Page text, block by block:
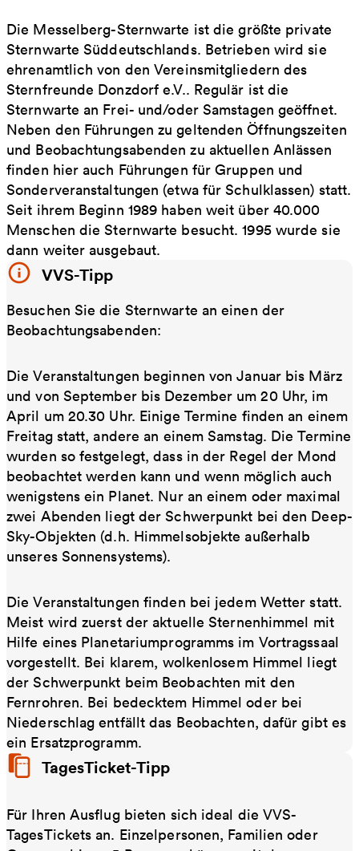
Die Messelberg-Sternwarte ist die größte private
Sternwarte Süddeutschlands. Betrieben wird sie
ehrenamtlich von den Vereinsmitgliedern des
Sternfreunde Donzdorf e.V.. Regulär ist die
Sternwarte an Frei- und/oder Samstagen geöffnet.
Neben den Führungen zu geltenden Öffnungszeiten
und Beobachtungsabenden zu aktuellen Anlässen
finden hier auch Führungen für Gruppen und
Sonderveranstaltungen (etwa für Schulklassen) statt.
Seit ihrem Beginn 1989 haben weit über 40.000
Menschen die Sternwarte besucht. 1995 wurde sie
dann weiter ausgebaut.
VVS-Tipp
Besuchen Sie die Sternwarte an einen der
Beobachtungsabenden:
Die Veranstaltungen beginnen von Januar bis März
und von September bis Dezember um 20 Uhr, im
April um 20.30 Uhr. Einige Termine finden an einem
Freitag statt, andere an einem Samstag. Die Termine
wurden so festgelegt, dass in der Regel der Mond
beobachtet werden kann und wenn möglich auch
wenigstens ein Planet. Nur an einem oder maximal
zwei Abenden liegt der Schwerpunkt bei den Deep-
Sky-Objekten (d.h. Himmelsobjekte außerhalb
unseres Sonnensystems).
Die Veranstaltungen finden bei jedem Wetter statt.
Meist wird zuerst der aktuelle Sternenhimmel mit
Hilfe eines Planetariumprogramms im Vortragssaal
vorgestellt. Bei klarem, wolkenlosem Himmel liegt
der Schwerpunkt beim Beobachten mit den
Fernrohren. Bei bedecktem Himmel oder bei
Niederschlag entfällt das Beobachten, dafür gibt es
ein Ersatzprogramm.
TagesTicket-Tipp
Für Ihren Ausflug bieten sich ideal die VVS-
TagesTickets an. Einzelpersonen, Familien oder